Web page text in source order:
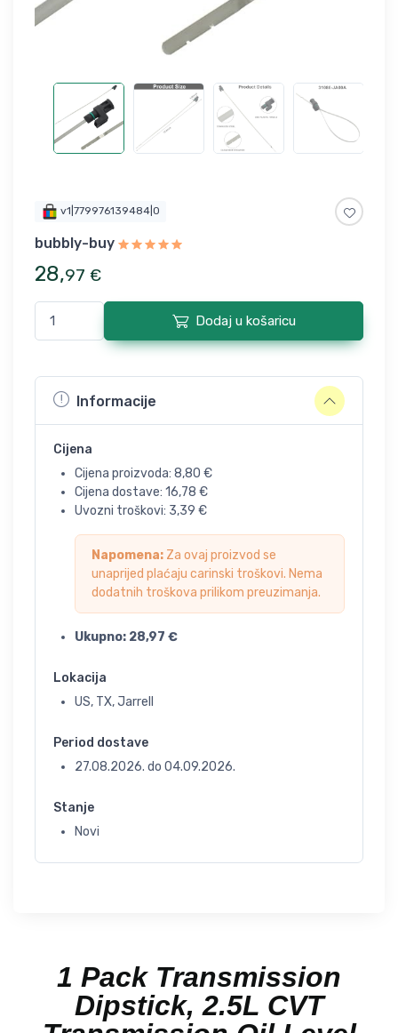
v1|779976139484|0
bubbly-buy
28,97 €
Dodaj u košaricu
Informacije
Cijena
Cijena proizvoda: 8,80 €
Cijena dostave: 16,78 €
Uvozni troškovi: 3,39 €
Napomena: Za ovaj proizvod se
unaprijed plaćaju carinski troškovi. Nema
dodatnih troškova prilikom preuzimanja.
Ukupno: 28,97 €
Lokacija
US, TX, Jarrell
Period dostave
27.08.2026. do 04.09.2026.
Stanje
Novi